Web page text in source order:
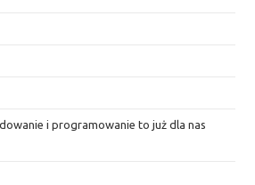
i programowanie to już dla nas